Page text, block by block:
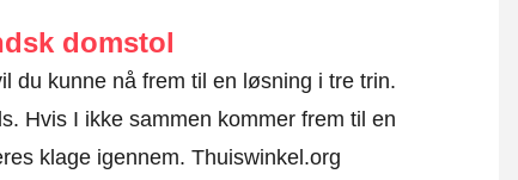
domstol
du kunne nå frem til en løsning i tre trin.
Hvis I ikke sammen kommer frem til en
klage igennem. Thuiswinkel.org